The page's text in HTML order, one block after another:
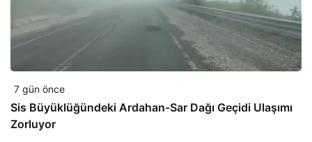
7 gün önce
Sis Büyüklüğündeki Ardahan-Sar Dağı Geçidi Ulaşımı
Zorluyor